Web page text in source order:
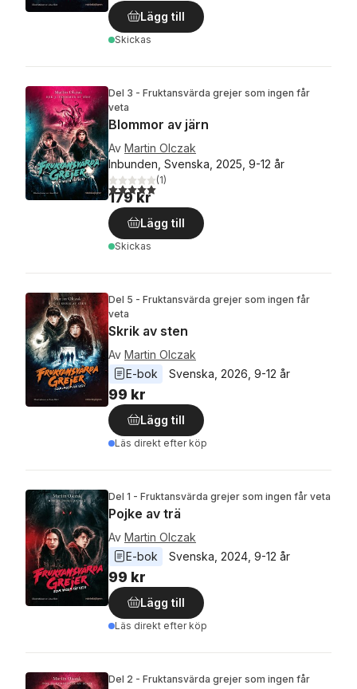
Lägg till
Skickas
Del 3 - Fruktansvärda grejer som ingen får
veta
Blommor av järn
Av Martin Olczak
Inbunden, Svenska, 2025, 9-12 år
5,0utav 5 stjärnor. Totalt antal röster:
(1)
179 kr
Lägg till
Skickas
Del 5 - Fruktansvärda grejer som ingen får
veta
Skrik av sten
Av Martin Olczak
E-bok
Svenska 2026 9-12 år
99 kr
Lägg till
Läs direkt efter köp
Del 1 - Fruktansvärda grejer som ingen får veta
Pojke av trä
Av Martin Olczak
E-bok
Svenska 2024 9-12 år
99 kr
Lägg till
Läs direkt efter köp
Del 2 - Fruktansvärda grejer som ingen får